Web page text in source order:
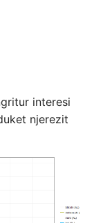
interesi
njerezit